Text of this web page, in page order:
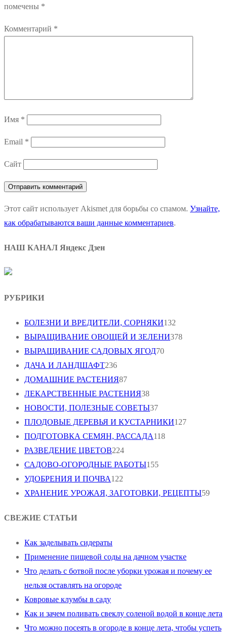
помечены *
Комментарий *
Имя *
Email *
Сайт
Этот сайт использует Akismet для борьбы со спамом. Узнайте,
как обрабатываются ваши данные комментариев.
НАШ КАНАЛ Яндекс Дзен
РУБРИКИ
БОЛЕЗНИ И ВРЕДИТЕЛИ, СОРНЯКИ132
ВЫРАЩИВАНИЕ ОВОЩЕЙ И ЗЕЛЕНИ378
ВЫРАЩИВАНИЕ САДОВЫХ ЯГОД70
ДАЧА И ЛАНДШАФТ236
ДОМАШНИЕ РАСТЕНИЯ87
ЛЕКАРСТВЕННЫЕ РАСТЕНИЯ38
НОВОСТИ, ПОЛЕЗНЫЕ СОВЕТЫ37
ПЛОДОВЫЕ ДЕРЕВЬЯ И КУСТАРНИКИ127
ПОДГОТОВКА СЕМЯН, РАССАДА118
РАЗВЕДЕНИЕ ЦВЕТОВ224
САДОВО-ОГОРОДНЫЕ РАБОТЫ155
УДОБРЕНИЯ И ПОЧВА122
ХРАНЕНИЕ УРОЖАЯ, ЗАГОТОВКИ, РЕЦЕПТЫ59
СВЕЖИЕ СТАТЬИ
Как заделывать сидераты
Применение пищевой соды на дачном участке
Что делать с ботвой после уборки урожая и почему ее
нельзя оставлять на огороде
Ковровые клумбы в саду
Как и зачем поливать свеклу соленой водой в конце лета
Что можно посеять в огороде в конце лета, чтобы успеть